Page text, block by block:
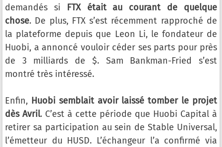
demandés si FTX était au courant de quelque
chose. De plus, FTX s’est récemment rapproché de
la plateforme depuis que Leon Li, le fondateur de
Huobi, a annoncé vouloir céder ses parts pour près
de 3 milliards de $. Sam Bankman-Fried s’est
montré très intéressé.
Enfin, Huobi semblait avoir laissé tomber le projet
dès Avril. C’est à cette période que Huobi Capital à
retirer sa participation au sein de Stable Universal,
l’émetteur du HUSD. L’échangeur l’a confirmé via